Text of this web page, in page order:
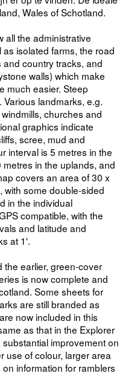
Wales of Schotland.
all the administrative
isolated farms, the road
country tracks, and
walls) which make
much easier. Steep
landmarks, e.g.
churches and
graphics indicate
scree, mud and
interval is 5 metres in the
in the uplands, and
covers an area of 30 x
with some double-sided
in the individual
compatible, with the
and latitude and
at 1'.
the earlier, green-cover
is now complete and
Some sheets for
are still branded as
now included in this
as that in the Explorer
improvement on
use of colour, larger area
information for ramblers